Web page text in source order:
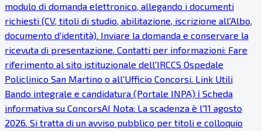
modulo di domanda elettronico, allegando i documenti
richiesti (CV, titoli di studio, abilitazione, iscrizione all'Albo,
documento d'identità). Inviare la domanda e conservare la
ricevuta di presentazione. Contatti per informazioni: Fare
riferimento al sito istituzionale dell'IRCCS Ospedale
Policlinico San Martino o all'Ufficio Concorsi. Link Utili
Bando integrale e candidatura (Portale INPA) ℹ Scheda
informativa su ConcorsAI Nota: La scadenza è l'11 agosto
2026. Si tratta di un avviso pubblico per titoli e colloquio